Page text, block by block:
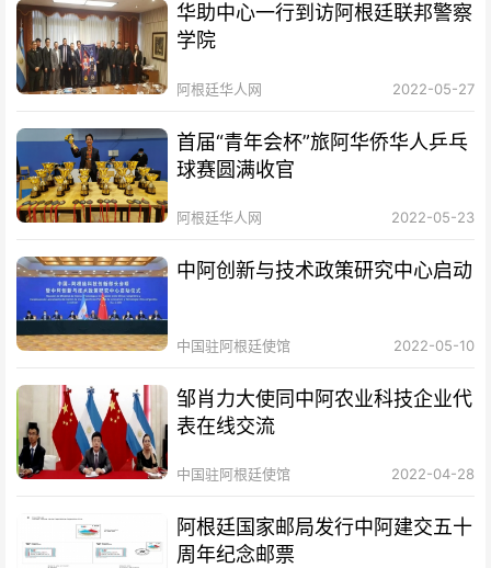
华助中心一行到访阿根廷联邦警察
学院
阿根廷华人网 2022-05-27
首届“青年会杯”旅阿华侨华人乒乓
球赛圆满收官
阿根廷华人网 2022-05-23
中阿创新与技术政策研究中心启动
中国驻阿根廷使馆 2022-05-10
邹肖力大使同中阿农业科技企业代
表在线交流
中国驻阿根廷使馆 2022-04-28
阿根廷国家邮局发行中阿建交五十
周年纪念邮票